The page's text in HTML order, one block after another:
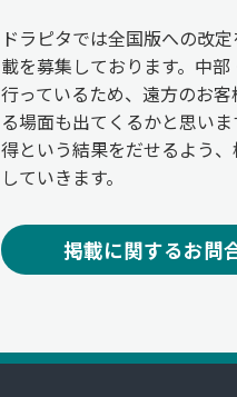
ドラピタでは全国版への改
載を募集しております。中
行っているため、遠方のお
る場面も出てくるかと思い
得という結果をだせるよう
していきます。
掲載に関するお問